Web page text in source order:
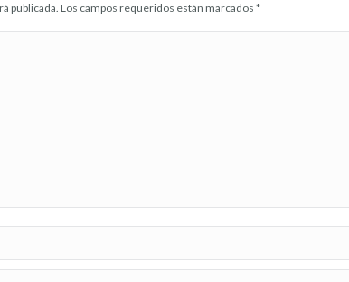
publicada. Los campos requeridos están marcados *